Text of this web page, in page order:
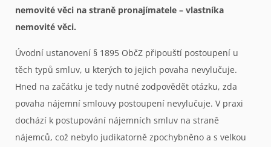
nemovité věci na straně pronajímatele – vlastníka
nemovité věci.
Úvodní ustanovení § 1895 ObčZ připouští postoupení u
těch typů smluv, u kterých to jejich povaha nevylučuje.
Hned na začátku je tedy nutné zodpovědět otázku, zda
povaha nájemní smlouvy postoupení nevylučuje. V praxi
dochází k postupování nájemních smluv na straně
nájemců, což nebylo judikatorně zpochybněno a s velkou